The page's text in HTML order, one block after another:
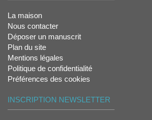
La maison
Nous contacter
Déposer un manuscrit
Plan du site
Mentions légales
Politique de confidentialité
Préférences des cookies
INSCRIPTION NEWSLETTER